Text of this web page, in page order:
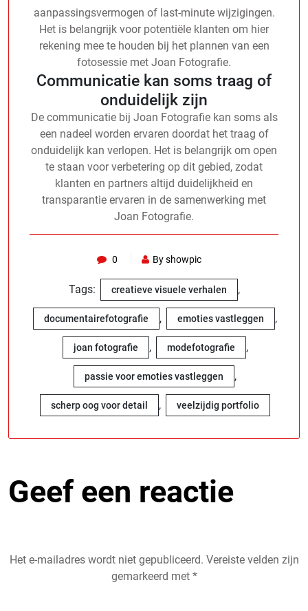
aanpassingsvermogen of last-minute wijzigingen.
Het is belangrijk voor potentiële klanten om hier
rekening mee te houden bij het plannen van een
fotosessie met Joan Fotografie.
Communicatie kan soms traag of
onduidelijk zijn
De communicatie bij Joan Fotografie kan soms als
een nadeel worden ervaren doordat het traag of
onduidelijk kan verlopen. Het is belangrijk om open
te staan voor verbetering op dit gebied, zodat
klanten en partners altijd duidelijkheid en
transparantie ervaren in de samenwerking met
Joan Fotografie.
0 By showpic
Tags: creatieve visuele verhalen ,
documentairefotografie , emoties vastleggen ,
joan fotografie , modefotografie ,
passie voor emoties vastleggen ,
scherp oog voor detail , veelzijdig portfolio
Geef een reactie
Het e-mailadres wordt niet gepubliceerd. Vereiste velden zijn
gemarkeerd met *